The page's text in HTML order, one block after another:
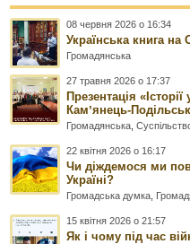
08 червня 2026 о 16:34
Українська книга на
Громадянська
27 травня 2026 о 17:37
Презентація
Камʼянець-
Громадянська ,
22 квітня 2026 о 16:17
Чи діждемося ми
Україні?
Громадська думка
15 квітня 2026 о 21:57
Як і чому під час